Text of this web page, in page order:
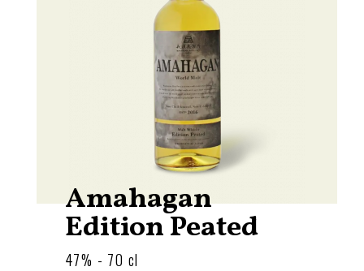
Amahagan
Edition Peated
47% - 70 cl